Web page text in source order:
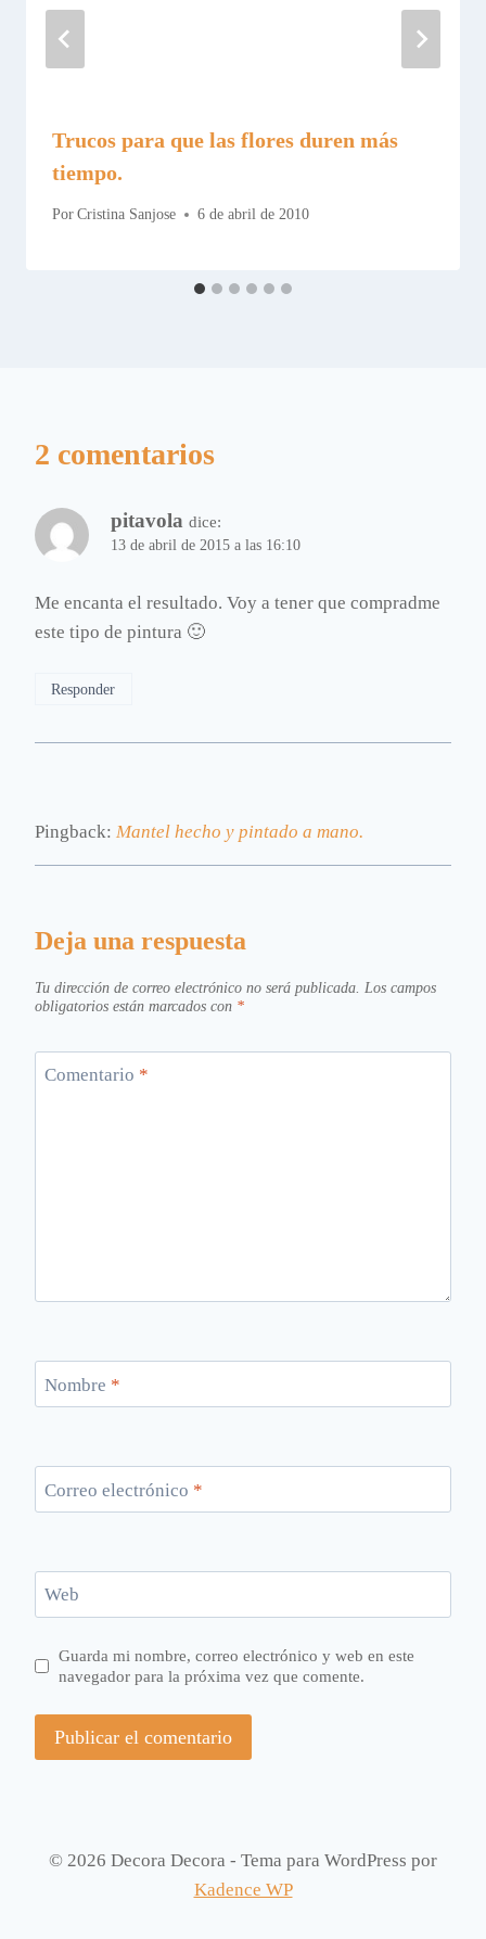
Trucos para que las flores duren más
tiempo.
Por Cristina Sanjose 6 de abril de 2010
2 comentarios
pitavola dice:
13 de abril de 2015 a las 16:10
Me encanta el resultado. Voy a tener que compradme
este tipo de pintura 🙂
Responder
Pingback: Mantel hecho y pintado a mano.
Deja una respuesta
Tu dirección de correo electrónico no será publicada. Los campos
obligatorios están marcados con *
Comentario *
Nombre *
Correo electrónico *
Web
Guarda mi nombre, correo electrónico y web en este
navegador para la próxima vez que comente.
© 2026 Decora Decora - Tema para WordPress por
Kadence WP